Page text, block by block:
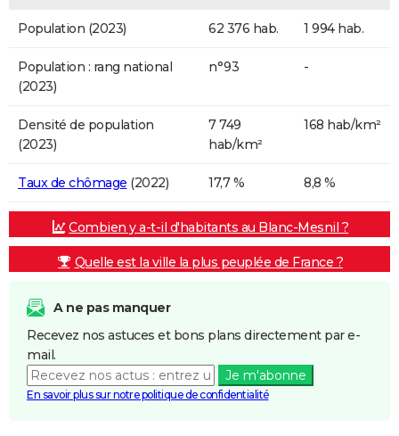
Population (2023) 62 376 hab. 1 994 hab.
Population : rang national
(2023)
n°93 -
Densité de population
(2023)
7 749
hab/km²
168 hab/km²
Taux de chômage (2022) 17,7 % 8,8 %
Combien y a-t-il d'habitants au Blanc-Mesnil ?
Quelle est la ville la plus peuplée de France ?
A ne pas manquer
Recevez nos astuces et bons plans directement par e-
mail.
Je m'abonne
En savoir plus sur notre politique de confidentialité